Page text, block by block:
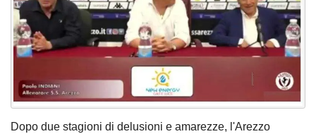
Dopo due stagioni di delusioni e amarezze, l'Arezzo